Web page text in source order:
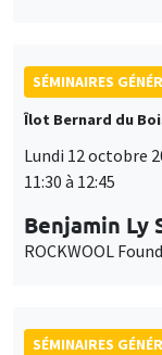
SÉMINAIRES
Îlot Bernard du
Lundi 12 octobre
11:30 à 12:45
Benjamin Ly
ROCKWOOL
SÉMINAIRES